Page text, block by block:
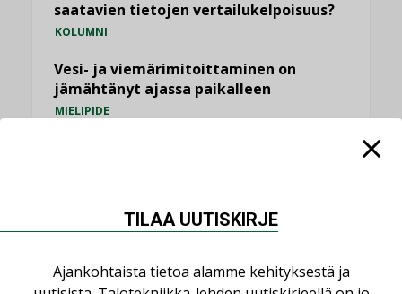
saatavien tietojen vertailukelpoisuus?
KOLUMNI
Vesi- ja viemärimitoittaminen on
jämähtänyt ajassa paikalleen
MIELIPIDE
NIMITYKSET
TILAA UUTISKIRJE
Ajankohtaista tietoa alamme kehityksestä ja